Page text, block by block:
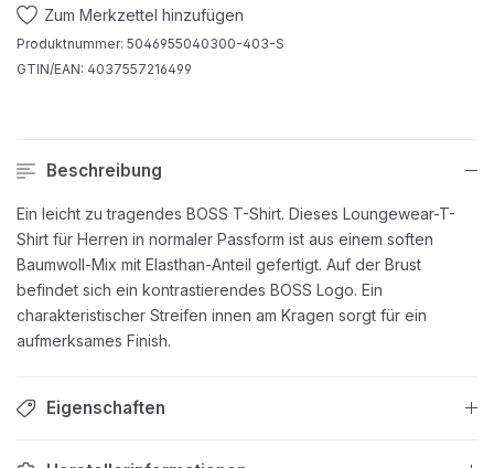
Zum Merkzettel hinzufügen
Produktnummer: 5046955040300-403-S
GTIN/EAN: 4037557216499
Beschreibung
Ein leicht zu tragendes BOSS T-Shirt. Dieses Loungewear-T-
Shirt für Herren in normaler Passform ist aus einem soften
Baumwoll-Mix mit Elasthan-Anteil gefertigt. Auf der Brust
befindet sich ein kontrastierendes BOSS Logo. Ein
charakteristischer Streifen innen am Kragen sorgt für ein
aufmerksames Finish.
Eigenschaften